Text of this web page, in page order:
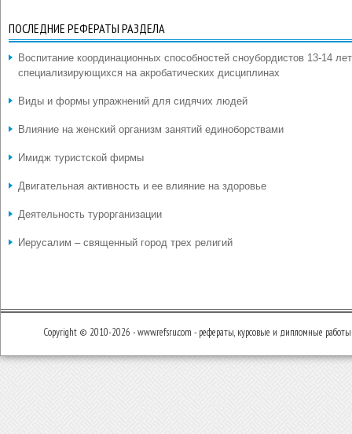
ПОСЛЕДНИЕ РЕФЕРАТЫ РАЗДЕЛА
Воспитание координационных способностей сноубордистов 13-14
специализирующихся на акробатических дисциплинах
Виды и формы упражнений для сидячих людей
Влияние на женский организм занятий единоборствами
Имидж туристской фирмы
Двигательная активность и ее влияние на здоровье
Деятельность турорганизации
Иерусалим – священный город трех религий
Copyright © 2010-2026 - www.refsru.com - рефераты, курсовые и дипломные работы